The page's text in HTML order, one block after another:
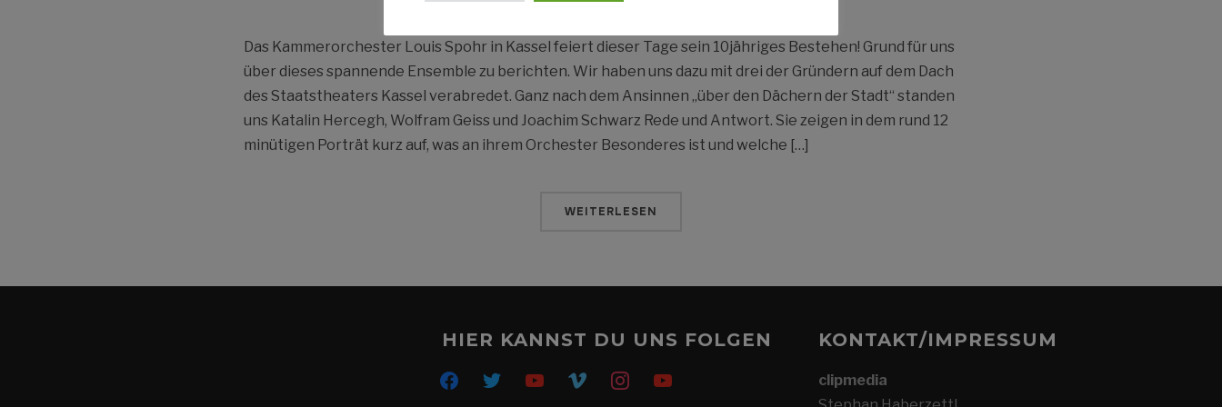
Das Kammerorchester Louis Spohr in Kassel feiert dieser Tage sein 10jähriges Bestehen! Grund für uns
über dieses spannende Ensemble zu berichten. Wir haben uns dazu mit drei der Gründern auf dem Dach
des Staatstheaters Kassel verabredet. Ganz nach dem Ansinnen „über den Dächern der Stadt“ standen
uns Katalin Hercegh, Wolfram Geiss und Joachim Schwarz Rede und Antwort. Sie zeigen in dem rund 12
minütigen Porträt kurz auf, was an ihrem Orchester Besonderes ist und welche […]
WEITERLESEN
HIER KANNST DU UNS FOLGEN
facebooktwitter youtubevimeo instagramyoutube
KONTAKT/IMPRESSUM
clipmedia